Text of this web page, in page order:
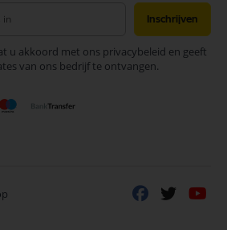
Inschrijven
u akkoord met ons privacybeleid en geeft
van ons bedrijf te ontvangen.